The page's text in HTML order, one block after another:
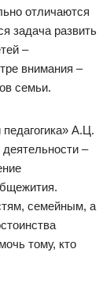
отличаются
задача развить
–
внимания –
семьи.
А.Ц.
–
семейным, а
тому, кто